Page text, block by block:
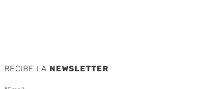
RECIBE LA NEWSLETTER